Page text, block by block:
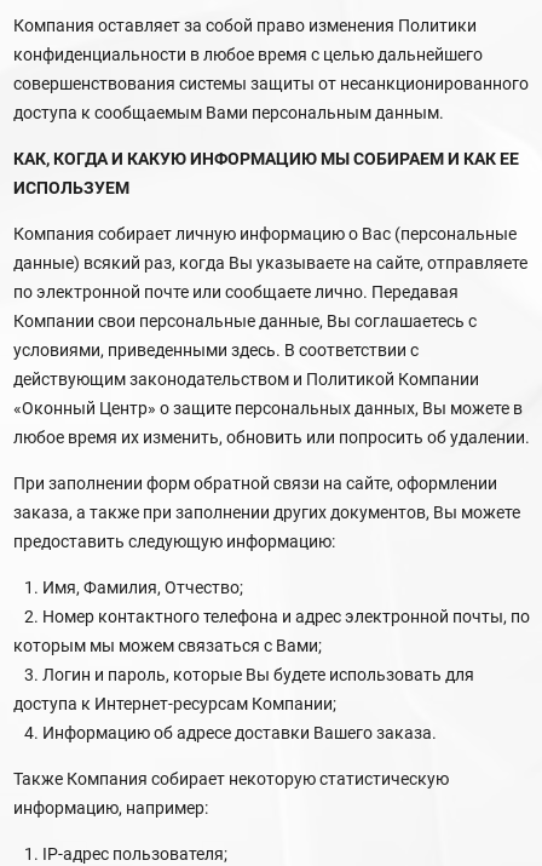
Компания оставляет за собой право изменения Политики
конфиденциальности в любое время с целью дальнейшего
совершенствования системы защиты от несанкционированного
доступа к сообщаемым Вами персональным данным.
КАК, КОГДА И КАКУЮ ИНФОРМАЦИЮ МЫ СОБИРАЕМ И КАК ЕЕ
ИСПОЛЬЗУЕМ
Компания собирает личную информацию о Вас (персональные
данные) всякий раз, когда Вы указываете на сайте, отправляете
по электронной почте или сообщаете лично. Передавая
Компании свои персональные данные, Вы соглашаетесь с
условиями, приведенными здесь. В соответствии с
действующим законодательством и Политикой Компании
«Оконный Центр» о защите персональных данных, Вы можете в
любое время их изменить, обновить или попросить об удалении.
При заполнении форм обратной связи на сайте, оформлении
заказа, а также при заполнении других документов, Вы можете
предоставить следующую информацию:
1. Имя, Фамилия, Отчество;
2. Номер контактного телефона и адрес электронной почты, по
которым мы можем связаться с Вами;
3. Логин и пароль, которые Вы будете использовать для
доступа к Интернет-ресурсам Компании;
4. Информацию об адресе доставки Вашего заказа.
Также Компания собирает некоторую статистическую
информацию, например:
1. IP-адрес пользователя;